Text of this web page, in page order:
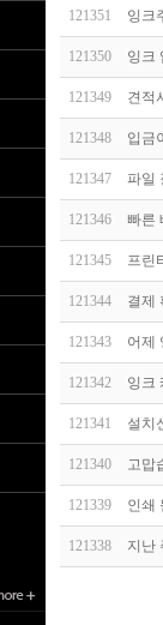
121351 잉크
121350 잉크
121349 견적
121348 입금
121347 파일
121346 빠른
121345 프린
121344 결제
121343 어제
121342 잉크
121341 설치
121340 고맙
121339 인쇄
121338 지난